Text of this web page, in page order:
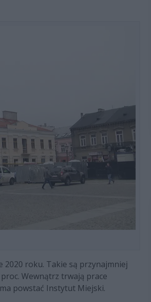
2020 roku. Takie są przynajmniej
Wewnątrz trwają prace
powstać Instytut Miejski.